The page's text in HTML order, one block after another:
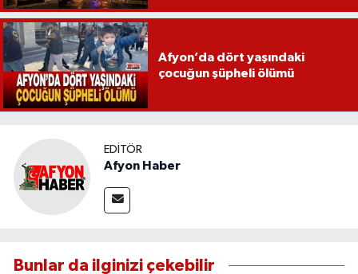
Afyon’da dört yaşındaki
çocuğun şüpheli ölümü
EDITÖR
Afyon Haber
Bunlar da ilginizi çekebilir